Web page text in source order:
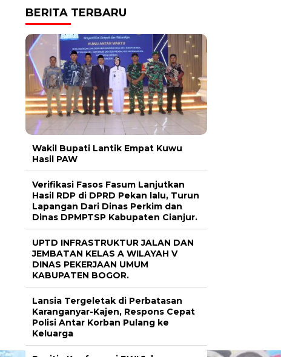
BERITA TERBARU
Wakil Bupati Lantik Empat Kuwu
Hasil PAW
Verifikasi Fasos Fasum Lanjutkan
Hasil RDP di DPRD Pekan lalu, Turun
Lapangan Dari Dinas Perkim dan
Dinas DPMPTSP Kabupaten Cianjur.
UPTD INFRASTRUKTUR JALAN DAN
JEMBATAN KELAS A WILAYAH V
DINAS PEKERJAAN UMUM
KABUPATEN BOGOR.
Lansia Tergeletak di Perbatasan
Karanganyar-Kajen, Respons Cepat
Polisi Antar Korban Pulang ke
Keluarga